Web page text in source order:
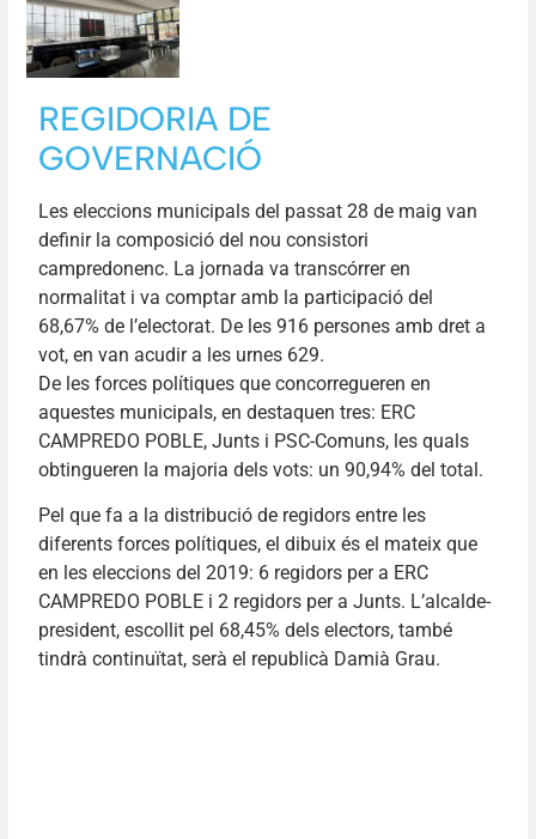
REGIDORIA DE
GOVERNACIÓ
Les eleccions municipals del passat 28 de maig van
definir la composició del nou consistori
campredonenc. La jornada va transcórrer en
normalitat i va comptar amb la participació del
68,67% de l’electorat. De les 916 persones amb dret a
vot, en van acudir a les urnes 629.
De les forces polítiques que concorregueren en
aquestes municipals, en destaquen tres: ERC
CAMPREDO POBLE, Junts i PSC-Comuns, les quals
obtingueren la majoria dels vots: un 90,94% del total.
Pel que fa a la distribució de regidors entre les
diferents forces polítiques, el dibuix és el mateix que
en les eleccions del 2019: 6 regidors per a ERC
CAMPREDO POBLE i 2 regidors per a Junts. L’alcalde-
president, escollit pel 68,45% dels electors, també
tindrà continuïtat, serà el republicà Damià Grau.